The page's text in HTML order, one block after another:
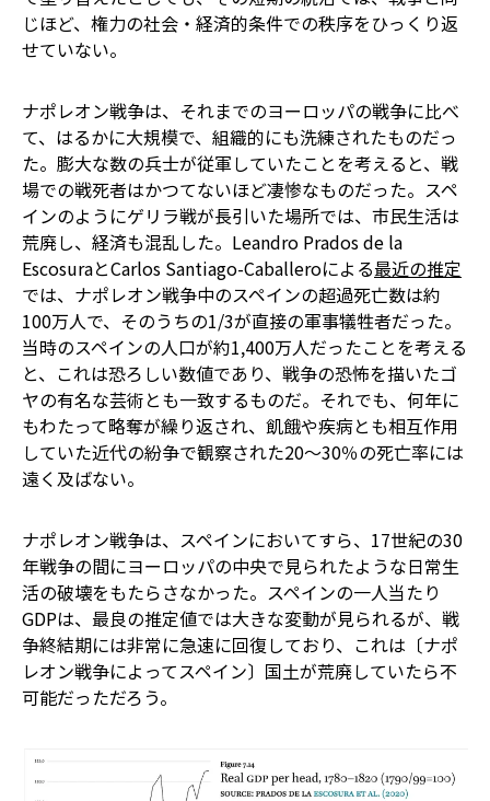
じほど、権力の社会・経済的条件での秩序をひっくり返
せていない。
ナポレオン戦争は、それまでのヨーロッパの戦争に比べ
て、はるかに大規模で、組織的にも洗練されたものだっ
た。膨大な数の兵士が従軍していたことを考えると、戦
場での戦死者はかつてないほど凄惨なものだった。スペ
インのようにゲリラ戦が長引いた場所では、市民生活は
荒廃し、経済も混乱した。Leandro Prados de la
EscosuraとCarlos Santiago-Caballeroによる最近の推定
では、ナポレオン戦争中のスペインの超過死亡数は約
100万人で、そのうちの1/3が直接の軍事犠牲者だった。
当時のスペインの人口が約1,400万人だったことを考える
と、これは恐ろしい数値であり、戦争の恐怖を描いたゴ
ヤの有名な芸術とも一致するものだ。それでも、何年に
もわたって略奪が繰り返され、飢餓や疾病とも相互作用
していた近代の紛争で観察された20～30％の死亡率には
遠く及ばない。
ナポレオン戦争は、スペインにおいてすら、17世紀の30
年戦争の間にヨーロッパの中央で見られたような日常生
活の破壊をもたらさなかった。スペインの一人当たり
GDPは、最良の推定値では大きな変動が見られるが、戦
争終結期には非常に急速に回復しており、これは〔ナポ
レオン戦争によってスペイン〕国土が荒廃していたら不
可能だっただろう。